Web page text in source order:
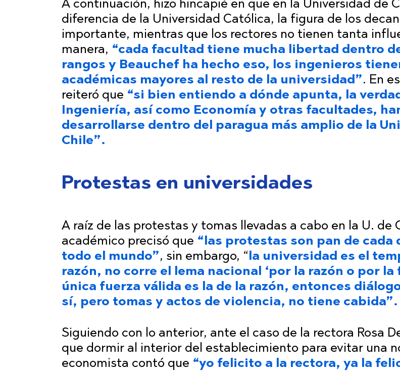
A continuación, hizo hincapié en que en la Universidad de
diferencia de la Universidad Católica, la figura de los
importante, mientras que los rectores no tienen tanta
manera, “cada facultad tiene mucha libertad dentro
rangos y Beauchef ha hecho eso, los ingenieros
académicas mayores al resto de la universidad”. En
reiteró que “si bien entiendo a dónde apunta, la
Ingeniería, así como Economía y otras facultades,
desarrollarse dentro del paragua más amplio de la
Chile”.
Protestas en universidades
A raíz de las protestas y tomas llevadas a cabo en la U. de
académico precisó que “las protestas son pan de cada
todo el mundo”, sin embargo, “la universidad es el
razón, no corre el lema nacional ‘por la razón o por la
única fuerza válida es la de la razón, entonces
sí, pero tomas y actos de violencia, no tiene cabida”.
Siguiendo con lo anterior, ante el caso de la rectora Rosa
que dormir al interior del establecimiento para evitar una
economista contó que “yo felicito a la rectora, ya la